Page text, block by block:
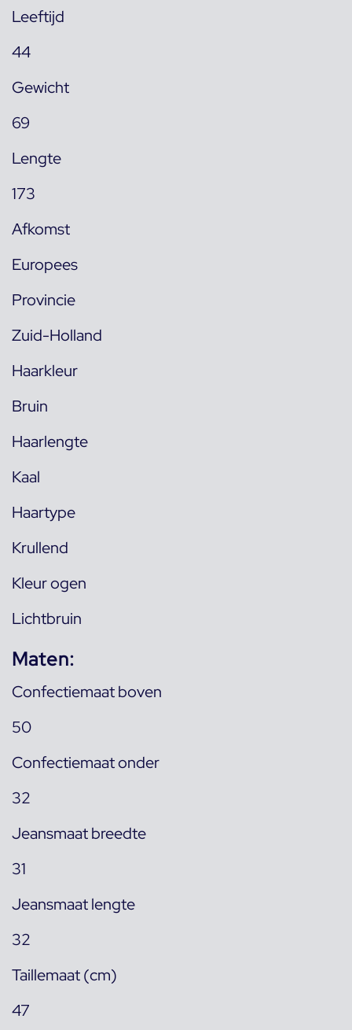
Leeftijd
44
Gewicht
69
Lengte
173
Afkomst
Europees
Provincie
Zuid-Holland
Haarkleur
Bruin
Haarlengte
Kaal
Haartype
Krullend
Kleur ogen
Lichtbruin
Maten:
Confectiemaat boven
50
Confectiemaat onder
32
Jeansmaat breedte
31
Jeansmaat lengte
32
Taillemaat (cm)
47